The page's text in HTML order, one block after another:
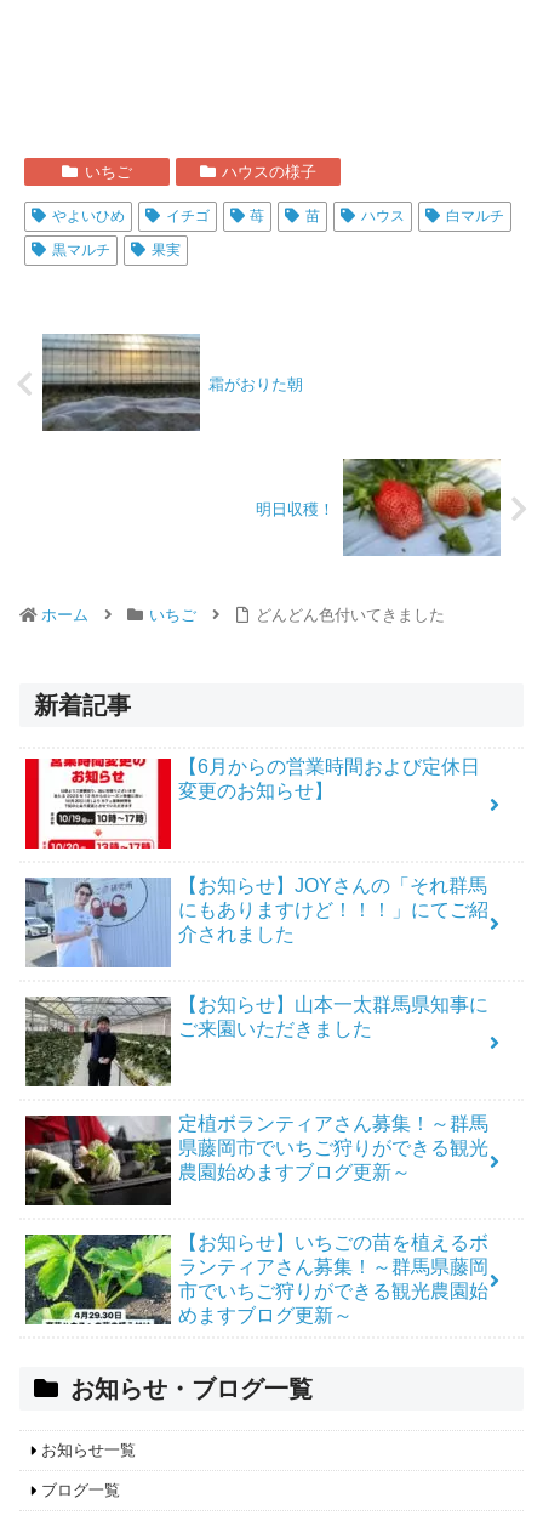
いちご ハウスの様子
やよいひめ イチゴ 苺 苗 ハウス
白マルチ
黒マルチ
果実
霜がおりた朝
明日収穫！
ホーム いちご どんどん色付いてきました
新着記事
【6月からの営業時間および定休日
変更のお知らせ】
【お知らせ】JOYさんの「それ群馬
にもありますけど！！！」にてご紹
介されました
【お知らせ】山本一太群馬県知事に
ご来園いただきました
定植ボランティアさん募集！～群馬
県藤岡市でいちご狩りができる観光
農園始めますブログ更新～
【お知らせ】いちごの苗を植えるボ
ランティアさん募集！～群馬県藤岡
市でいちご狩りができる観光農園始
めますブログ更新～
お知らせ・ブログ一覧
お知らせ一覧
ブログ一覧